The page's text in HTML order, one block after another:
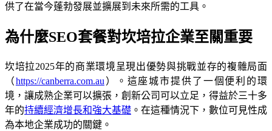
供了在當今蓬勃發展並擴展到未來所需的工具。
為什麼SEO套餐對坎培拉企業至關重要
坎培拉2025年的商業環境呈現出優勢與挑戰並存的複雜局面
（https://canberra.com.au ）。這座城市提供了一個便利的環
境，讓成熟企業可以擴張，創新公司可以立足，得益於三十多
年的持續經濟增長和強大基礎 。在這種情況下，數位可見性成
為本地企業成功的關鍵。